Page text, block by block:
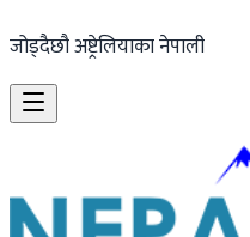
जोड्दैछौ अष्ट्रेलियाका नेपाली